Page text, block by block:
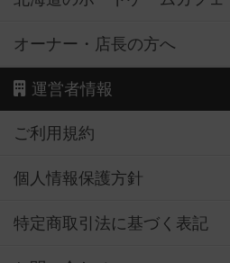
オーナー・店長の方へ
運営者情報
ご利用規約
個人情報保護方針
特定商取引法に基づく表記